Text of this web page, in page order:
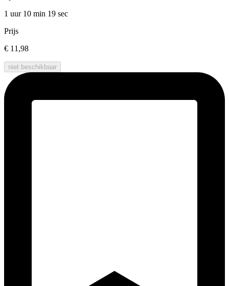
1 uur 10 min 19 sec
Prijs
€ 11,98
niet beschikbaar